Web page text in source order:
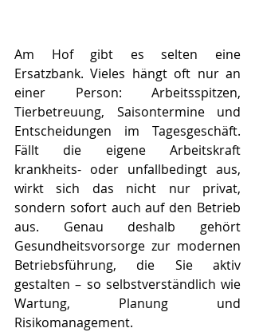
Am Hof gibt es selten eine
Ersatzbank. Vieles hängt oft nur an
einer Person: Arbeitsspitzen,
Tierbetreuung, Saisontermine und
Entscheidungen im Tagesgeschäft.
Fällt die eigene Arbeitskraft
krankheits- oder unfallbedingt aus,
wirkt sich das nicht nur privat,
sondern sofort auch auf den Betrieb
aus. Genau deshalb gehört
Gesundheitsvorsorge zur modernen
Betriebsführung, die Sie aktiv
gestalten – so selbstverständlich wie
Wartung, Planung und
Risikomanagement.